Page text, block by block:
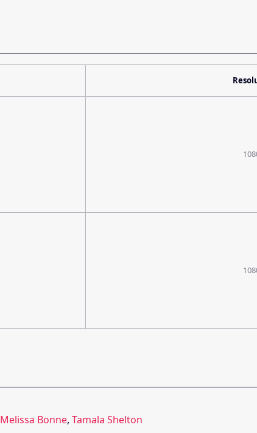
Melissa Bonne, Tamala Shelton